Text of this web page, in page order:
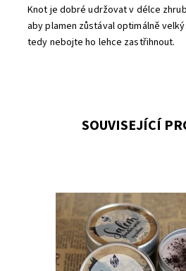
Knot je dobré udržovat v délce
aby plamen zůstával optimálně
tedy nebojte ho lehce zastřihnout.
SOUVISEJÍCÍ
Tato svíčka je dostupná pouze při
počtu tří kusů. Vonné spojení,
tóny kašmíru.
Dostupnost:
PRO OPRAVDOVÉ
Kód:
1937